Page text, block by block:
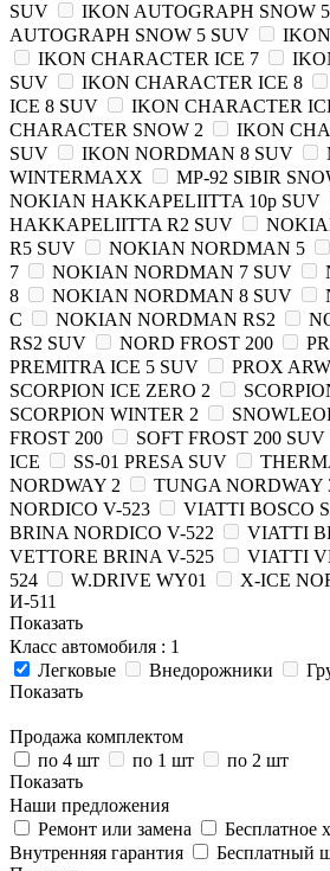
SUV
IKON AUTOGRAPH SNOW 5
AUTOGRAPH SNOW 5 SUV
IKON CHARACTER ICE 7
SUV
IKON CHARACTER ICE 8
ICE 8 SUV
IKON CHARACTER
CHARACTER SNOW 2
IKON
SUV
IKON NORDMAN 8 SUV
WINTERMAXX
MP-92 SIBIR
NOKIAN HAKKAPELIITTA 10p SUV
HAKKAPELIITTA R2 SUV
R5 SUV
NOKIAN NORDMAN 5
7
NOKIAN NORDMAN 7 SUV
8
NOKIAN NORDMAN 8 SUV
C
NOKIAN NORDMAN RS2
RS2 SUV
NORD FROST 200
PREMITRA ICE 5 SUV
PROX
SCORPION ICE ZERO 2
SCORPION WINTER 2
FROST 200
SOFT FROST 200 SUV
ICE
SS-01 PRESA SUV
NORDWAY 2
TUNGA NORDWAY
NORDICO V-523
VIATTI BOSCO
BRINA NORDICO V-522
VIATTI
VETTORE BRINA V-525
VIATTI
524
W.DRIVE WY01 X-ICE
И-511
Показать
Класс автомобиля : 1
Легковые
Внедорожники
Показать
Продажа комплектом
по 4 шт
по 1 шт
по 2 шт
Показать
Наши предложения
Ремонт или замена
Бесплатное
Внутренняя гарантия
Бесплатный